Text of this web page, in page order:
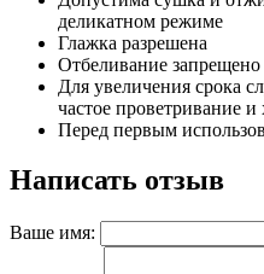
деликатном режиме
Глажка разрешена
Отбеливание запрещено
Для увеличения срока
частое проветривание
Перед первым
Написать отзыв
Ваше имя: